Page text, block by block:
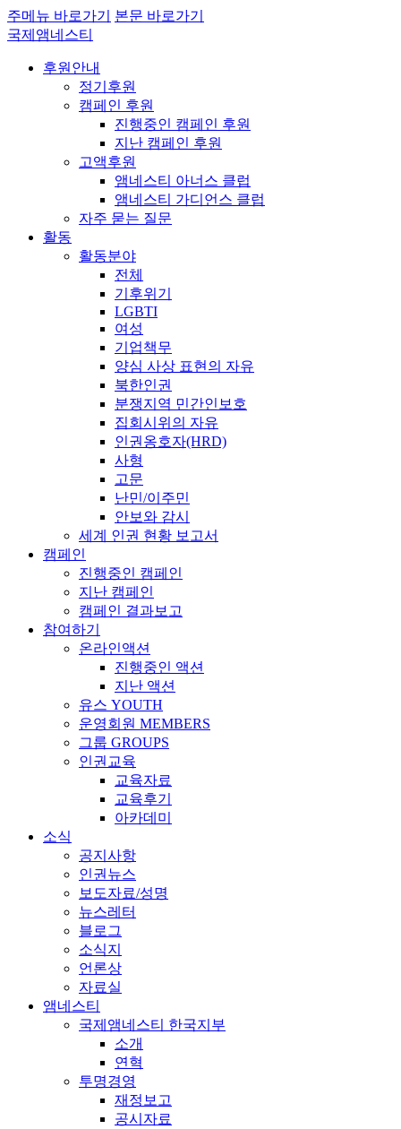
주메뉴 바로가기
본문 바로가기
국제앰네스티
후원안내
정기후원
캠페인 후원
진행중인 캠페인 후원
지난 캠페인 후원
고액후원
앰네스티 아너스 클럽
앰네스티 가디언스 클럽
자주 묻는 질문
활동
활동분야
전체
기후위기
LGBTI
여성
기업책무
양심 사상 표현의 자유
북한인권
분쟁지역 민간인보호
집회시위의 자유
인권옹호자(HRD)
사형
고문
난민/이주민
안보와 감시
세계 인권 현황 보고서
캠페인
진행중인 캠페인
지난 캠페인
캠페인 결과보고
참여하기
온라인액션
진행중인 액션
지난 액션
유스 YOUTH
운영회원 MEMBERS
그룹 GROUPS
인권교육
교육자료
교육후기
아카데미
소식
공지사항
인권뉴스
보도자료/성명
뉴스레터
블로그
소식지
언론상
자료실
앰네스티
국제앰네스티 한국지부
소개
연혁
투명경영
재정보고
공시자료